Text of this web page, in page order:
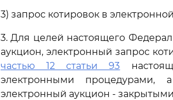
3) запрос котировок в
3. Для целей настоящего
аукцион, электронный запрос
частью 12 статьи 93
электронными процедурами,
электронный аукцион -